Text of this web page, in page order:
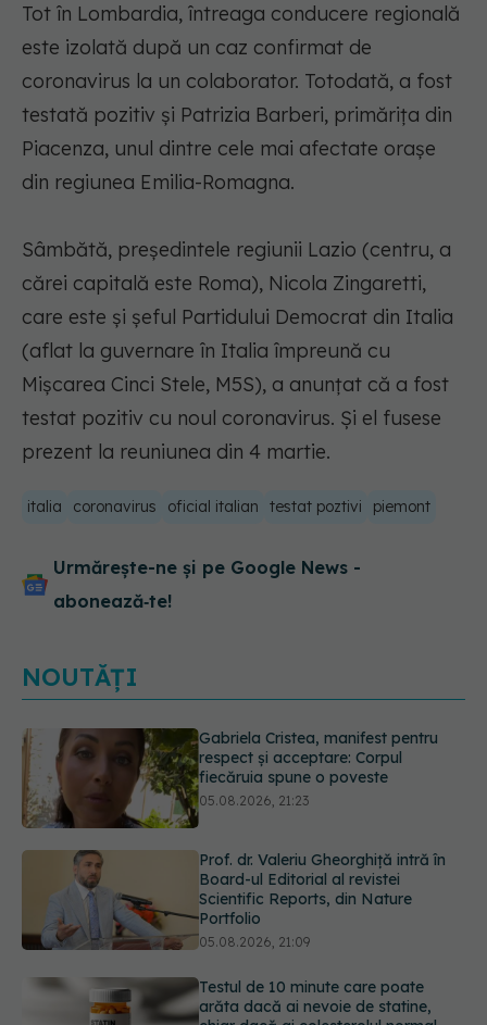
Tot în Lombardia, întreaga conducere regională
este izolată după un caz confirmat de
coronavirus la un colaborator. Totodată, a fost
testată pozitiv şi Patrizia Barberi, primăriţa din
Piacenza, unul dintre cele mai afectate oraşe
din regiunea Emilia-Romagna.
Sâmbătă, preşedintele regiunii Lazio (centru, a
cărei capitală este Roma), Nicola Zingaretti,
care este şi şeful Partidului Democrat din Italia
(aflat la guvernare în Italia împreună cu
Mişcarea Cinci Stele, M5S), a anunţat că a fost
testat pozitiv cu noul coronavirus. Şi el fusese
prezent la reuniunea din 4 martie.
italia coronavirus oficial italian testat poztivi piemont
Urmărește-ne și pe Google News -
abonează‑te!
NOUTĂȚI
Prof. dr. Valeriu Gheorghiță intră în
Board-ul Editorial al revistei
Scientific Reports, din Nature
Testul de 10 minute care poate
arăta dacă ai nevoie de statine,
chiar dacă ai colesterolul normal
05.08.2026, 19:42
Unde trebuie să ții pâinea când